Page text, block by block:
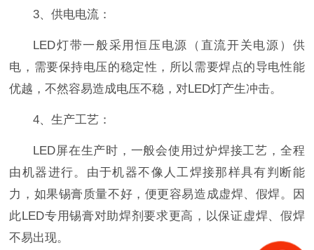
3、供电电流：
LED灯带一般采用恒压电源（直流开关电源）供
电，需要保持电压的稳定性，所以需要焊点的导电性能
优越，不然容易造成电压不稳，对LED灯产生冲击。
4、生产工艺：
LED屏在生产时，一般会使用过炉焊接工艺，全程
由机器进行。由于机器不像人工焊接那样具有判断能
力，如果锡膏质量不好，便更容易造成虚焊、假焊。因
此LED专用锡膏对助焊剂要求更高，以保证虚焊、假焊
不易出现。